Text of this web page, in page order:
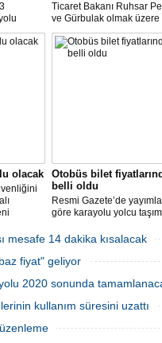
Antalya
Ticaret Bakanı Ruhsar
ve Gürbulak olmak üzere
açılan gümrük
yük taşımacılığına
duyurdu.
olacak
Otobüs bilet
belli oldu
Resmi Gazete’de
göre karayolu yolcu
kilometre mesafede
kilometre ve üzeri
mesafe 14 dakika kısalacak
fiyat" geliyor
2020 sonunda
kullanım süresini uzattı